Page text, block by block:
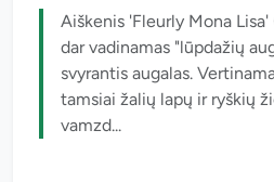
Aiškenis 'Fleurly Mona
dar vadinamas "lūpdažių
svyrantis augalas.
tamsiai žalių lapų ir ryškių
vamzd...